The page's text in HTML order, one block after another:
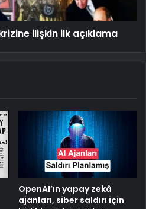
ilişkin ilk açıklama
OpenAI’ın yapay zekâ
ajanları, siber saldırı için